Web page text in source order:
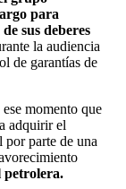
para
sus deberes
la audiencia
de garantías de
momento que
adquirir el
parte de una
petrolera.